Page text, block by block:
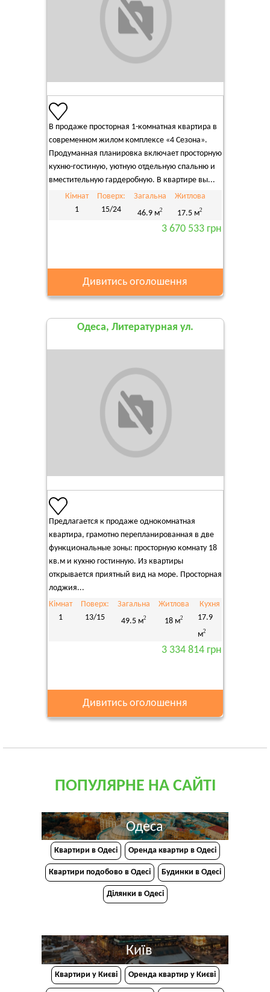
В продаже просторная 1-комнатная квартира в
современном жилом комплексе «4 Сезона».
Продуманная планировка включает просторную
кухню-гостиную, уютную отдельную спальню и
вместительную гардеробную. В квартире вы...
Кімнат
1
Поверх:
15/24
Загальна
46.9 м2
Житлова
17.5 м2
3 670 533 грн
Дивитись оголошення
Одеса, Литературная ул.
Предлагается к продаже однокомнатная
квартира, грамотно перепланированная в две
функциональные зоны: просторную комнату 18
кв.м и кухню гостинную. Из квартиры
открывается приятный вид на море. Просторная
лоджия...
Кімнат
1
Поверх:
13/15
Загальна
49.5 м2
Житлова
18 м2
Кухня
17.9
м2
3 334 814 грн
Дивитись оголошення
ПОПУЛЯРНЕ НА САЙТІ
Одеса
Квартири в Одесі Оренда квартир в Одесі
Квартири подобово в Одесі Будинки в Одесі
Ділянки в Одесі
Київ
Квартири у Києві Оренда квартир у Києві